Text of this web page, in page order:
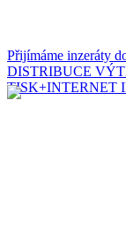
Přijímáme inzeráty
DISTRIBUCE
TISK+INTERNET